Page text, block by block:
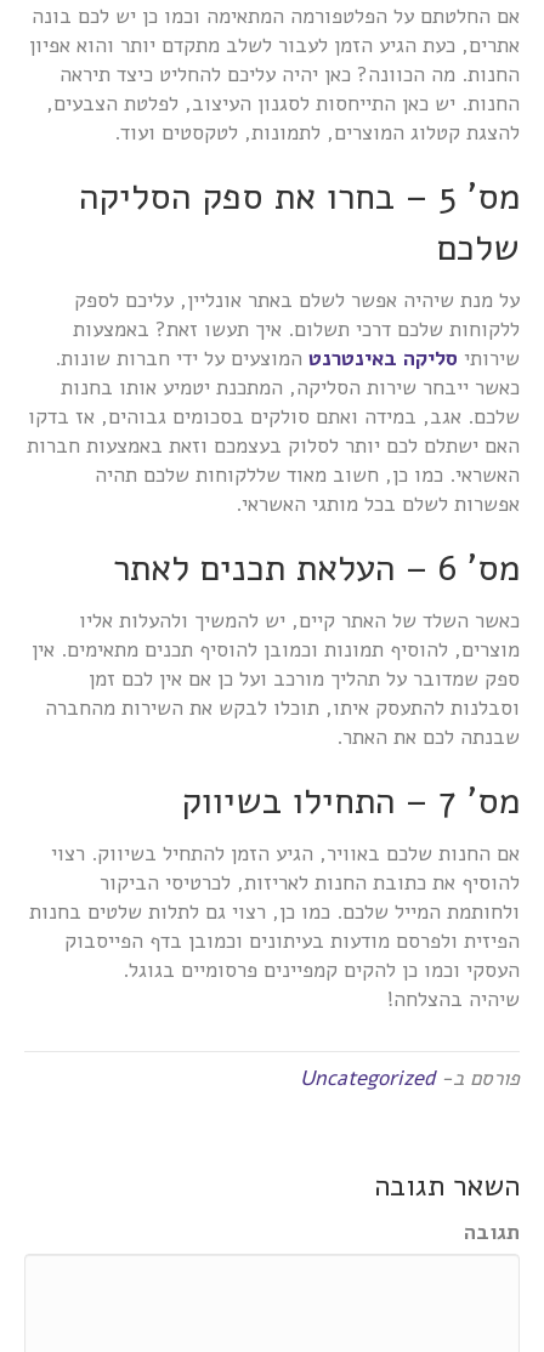
אם החלטתם על הפלטפורמה המתאימה וכמו כן יש לכם בונה
אתרים, כעת הגיע הזמן לעבור לשלב מתקדם יותר והוא אפיון
החנות. מה הכוונה? כאן יהיה עליכם להחליט כיצד תיראה
החנות. יש כאן התייחסות לסגנון העיצוב, לפלטת הצבעים,
להצגת קטלוג המוצרים, לתמונות, לטקסטים ועוד.
מס' 5 – בחרו את ספק הסליקה
שלכם
על מנת שיהיה אפשר לשלם באתר אונליין, עליכם לספק
ללקוחות שלכם דרכי תשלום. איך תעשו זאת? באמצעות
שירותי סליקה באינטרנט המוצעים על ידי חברות שונות.
כאשר ייבחר שירות הסליקה, המתכנת יטמיע אותו בחנות
שלכם. אגב, במידה ואתם סולקים בסכומים גבוהים, אז בדקו
האם ישתלם לכם יותר לסלוק בעצמכם וזאת באמצעות חברות
האשראי. כמו כן, חשוב מאוד שללקוחות שלכם תהיה
אפשרות לשלם בכל מותגי האשראי.
מס' 6 – העלאת תכנים לאתר
כאשר השלד של האתר קיים, יש להמשיך ולהעלות אליו
מוצרים, להוסיף תמונות וכמובן להוסיף תכנים מתאימים. אין
ספק שמדובר על תהליך מורכב ועל כן אם אין לכם זמן
וסבלנות להתעסק איתו, תוכלו לבקש את השירות מהחברה
שבנתה לכם את האתר.
מס' 7 – התחילו בשיווק
אם החנות שלכם באוויר, הגיע הזמן להתחיל בשיווק. רצוי
להוסיף את כתובת החנות לאריזות, לכרטיסי הביקור
ולחותמת המייל שלכם. כמו כן, רצוי גם לתלות שלטים בחנות
הפיזית ולפרסם מודעות בעיתונים וכמובן בדף הפייסבוק
העסקי וכמו כן להקים קמפיינים פרסומיים בגוגל.
שיהיה בהצלחה!
פורסם ב-Uncategorized
השאר תגובה
תגובה